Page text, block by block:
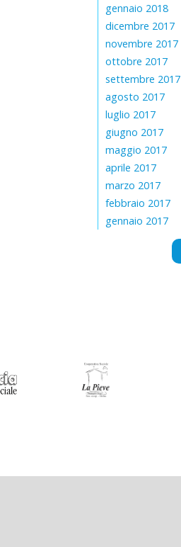
gennaio 2018
dicembre 2017
novembre 2017
ottobre 2017
settembre 2017
agosto 2017
luglio 2017
giugno 2017
maggio 2017
aprile 2017
marzo 2017
febbraio 2017
gennaio 2017